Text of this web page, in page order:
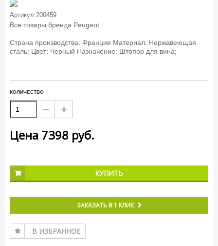
Артикул 200459
Все товары бренда Peugeot
Страна производства: Франция Материал: Нержавеющая
сталь; Цвет: Черный Назначение: Штопор для вина;
КОЛИЧЕСТВО
Цена 7398 руб.
КУПИТЬ
ЗАКАЗАТЬ В 1 КЛИК
В ИЗБРАННОЕ